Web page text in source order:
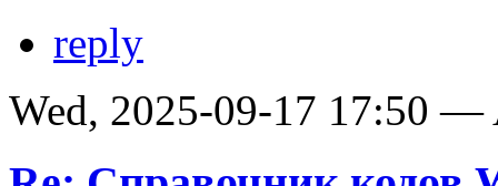
reply
Wed, 2025-09-17 17:50 —